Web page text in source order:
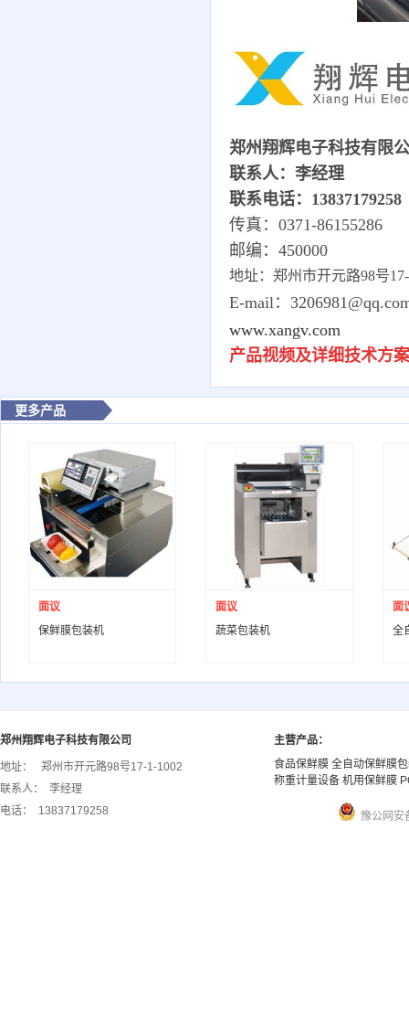
郑州翔辉电子科技有限
联系人：李经理
联系电话：13837179258
传真：0371-86155286
邮编：450000
地址：郑州市开元路98号
E-mail：
www.xangv.com
产品视频及详细技术方
更多产品
保鲜膜包装机
面议
蔬菜包装机
面议
全
面
郑州翔辉电子科技有限公司
地址：
郑州市开元路98号17-1-1002
联系人：
李经理
电话：
13837179258
主营产品：
食品保鲜膜 全自动保鲜膜
称重计量设备 机用保鲜膜
豫公网安